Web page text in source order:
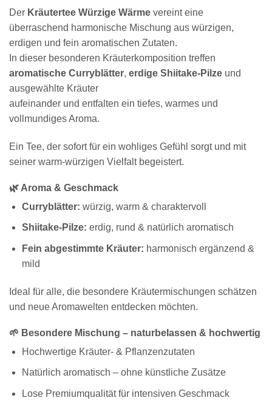
Der Kräutertee Würzige Wärme vereint eine
überraschend harmonische Mischung aus würzigen,
erdigen und fein aromatischen Zutaten.
In dieser besonderen Kräuterkomposition treffen
aromatische Curryblätter, erdige Shiitake-Pilze und
ausgewählte Kräuter
aufeinander und entfalten ein tiefes, warmes und
vollmundiges Aroma.
Ein Tee, der sofort für ein wohliges Gefühl sorgt und mit
seiner warm-würzigen Vielfalt begeistert.
🌿 Aroma & Geschmack
Curryblätter: würzig, warm & charaktervoll
Shiitake-Pilze: erdig, rund & natürlich aromatisch
Fein abgestimmte Kräuter: harmonisch ergänzend &
mild
Ideal für alle, die besondere Kräutermischungen schätzen
und neue Aromawelten entdecken möchten.
🌱 Besondere Mischung – naturbelassen & hochwertig
Hochwertige Kräuter- & Pflanzenzutaten
Natürlich aromatisch – ohne künstliche Zusätze
Lose Premiumqualität für intensiven Geschmack